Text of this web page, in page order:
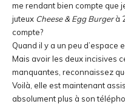
me rendant bien compte que
juteux Cheese & Egg Burgerà
compte?
Quand il y a un peu d’espace
Mais avoir les deux incisives
manquantes, reconnaissez
Voilà, elle est maintenant
absolument plus à son